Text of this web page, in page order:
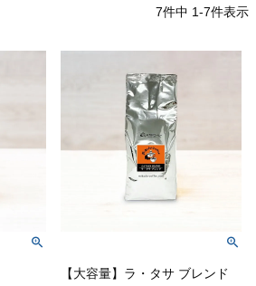
7件中 1-7件表示
【大容量】ラ・タサ ブレンド